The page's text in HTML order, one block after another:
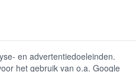
B.V. 2026
en advertentiedoeleinden.
het gebruik van o.a. Google